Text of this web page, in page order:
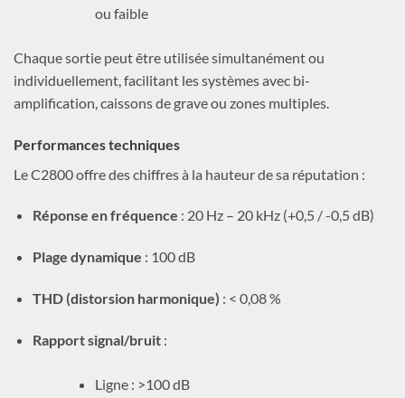
ou faible
Chaque sortie peut être utilisée simultanément ou
individuellement, facilitant les systèmes avec bi-
amplification, caissons de grave ou zones multiples.
Performances techniques
Le C2800 offre des chiffres à la hauteur de sa réputation :
Réponse en fréquence : 20 Hz – 20 kHz (+0,5 / -0,5 dB)
Plage dynamique : 100 dB
THD (distorsion harmonique) : < 0,08 %
Rapport signal/bruit:
Ligne : >100 dB